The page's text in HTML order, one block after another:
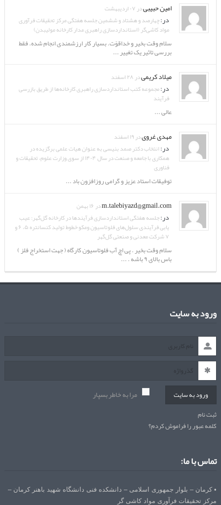
امین حبیبیدر ۰۷ اردیبهشت
در:چهارصد و هشتاد و ششمین جلسه هفتگی مرکز تحقیقات فرآوری
مواد کاشی‌گر (استانداردسازی راهبری مدار کارخانه مولیبدن)
سلام وقت بخیر و خداقوّت. بسیار کار ارزشمندی انجام شده. فقط
بررسی تاثیر یک تغییر ...
میلاد کریمیدر ۲۸ اسفند
در:مجموعه کتب استانداردسازی راهبری کارخانه‌ها از طریق بازرسی
فرآیند
عالی ...
مهدی غرویدر ۱۹ اسفند
در:انتخاب دکتر صمد بنیسی به عنوان هیات علمی برگزیده در
همکاری با جامعه و صنعت در سال ۱۴۰۴ از سوی وزارت علوم، تحقیقات و
فناوری
توفیقات استاد عزیز و گرامی روزافزون باد ...
m.talebiyazd@gmail.comدر ۱۶ بهمن
در:جلسه هفتگی استانداردسازی فرآیندها در کارخانه گل‌گهر: عیب
یابی فرآیندی سلول‌های فلوتاسیون ومکو خطوط تولید کنسانتره ۵، ۶ و
۷ شرکت معدنی و صنعتی گل‌گهر
سلام وقت بخیر . پی اچ آب فلوتاسیون کارگاه ( جهت استخراج فلز )
باس بالای ۹ باشه . ...
ورود به سایت
ورود به سایت مرا به خاطر بسپار
ثبت نام
کلمه عبور را فراموش کردم؟
تماس با ما:
• کرمان – بلوار جمهوری اسلامی – دانشکده فنی دانشگاه شهید باهنر کرمان –
مرکز تحقیقات فرآوری مواد کاشی گر